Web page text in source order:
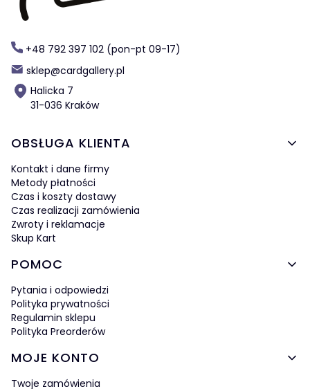
+48 792 397 102 (pon-pt 09-17)
sklep@cardgallery.pl
Halicka 7
31-036 Kraków
Linki w stopce
OBSŁUGA KLIENTA
Kontakt i dane firmy
Metody płatności
Czas i koszty dostawy
Czas realizacji zamówienia
Zwroty i reklamacje
Skup Kart
POMOC
Pytania i odpowiedzi
Polityka prywatności
Regulamin sklepu
Polityka Preorderów
MOJE KONTO
Twoje zamówienia